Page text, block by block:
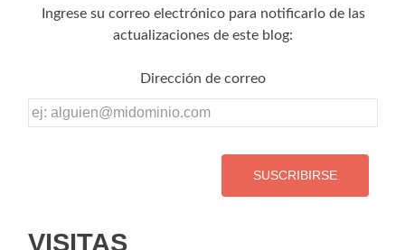
Ingrese su correo electrónico para notificarlo de las
actualizaciones de este blog:
Dirección de correo
Dirección
de
correo
VISITAS